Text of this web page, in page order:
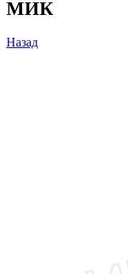
МИК
Назад